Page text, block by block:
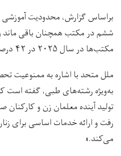
براساس گزارش، محدودیت آموزشی
ششم در مکتب همچنان باقی ماند
مکتب‌ها در سال ۲۰۲۵ در ۴۲ درصد باقی مانده است.
ملل متحد با اشاره به ممنوعیت
به‌ویژه رشته‌های طبی، گفته است
تولید آینده معلمان زن و
رفت و ارائه خدمات اساسی برای
می‌کند.»